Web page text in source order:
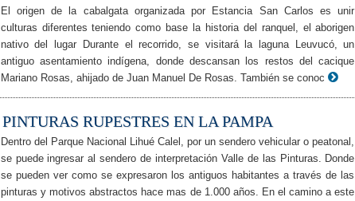
El origen de la cabalgata organizada por Estancia San Carlos es unir
culturas diferentes teniendo como base la historia del ranquel, el aborigen
nativo del lugar Durante el recorrido, se visitará la laguna Leuvucó, un
antiguo asentamiento indígena, donde descansan los restos del cacique
Mariano Rosas, ahijado de Juan Manuel De Rosas. También se conoc
PINTURAS RUPESTRES EN LA PAMPA
Dentro del Parque Nacional Lihué Calel, por un sendero vehicular o peatonal,
se puede ingresar al sendero de interpretación Valle de las Pinturas. Donde
se pueden ver como se expresaron los antiguos habitantes a través de las
pinturas y motivos abstractos hace mas de 1.000 años. En el camino a este